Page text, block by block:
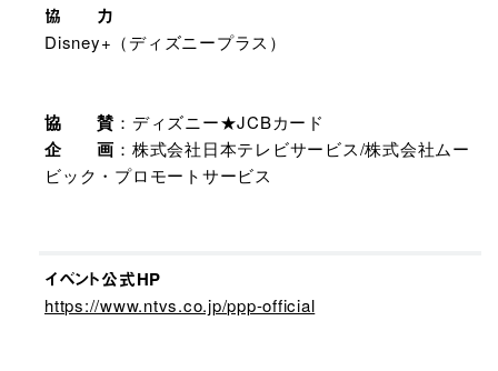
協 力
Disney+（ディズニープラス）
協 賛 ：ディズニー★JCBカード
企 画 ：株式会社日本テレビサービス/株式会社ムー
ビック・プロモートサービス
イベント公式HP
https://www.ntvs.co.jp/ppp-official